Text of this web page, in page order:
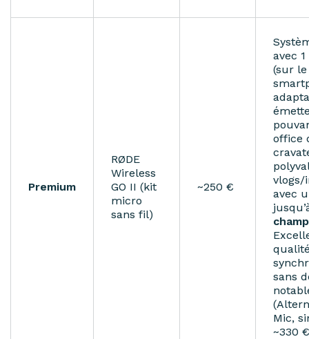
Premium
RØDE
Wireless
GO II (kit
micro
sans fil)
~250 €
avec
(sur le
office
vlogs/
avec
sans
Mic,
~330